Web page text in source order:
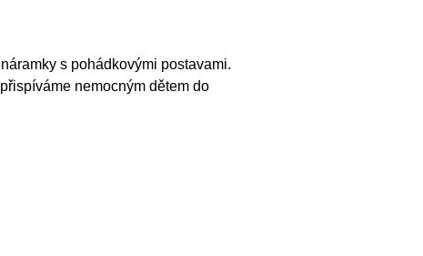
s pohádkovými postavami.
nemocným dětem do